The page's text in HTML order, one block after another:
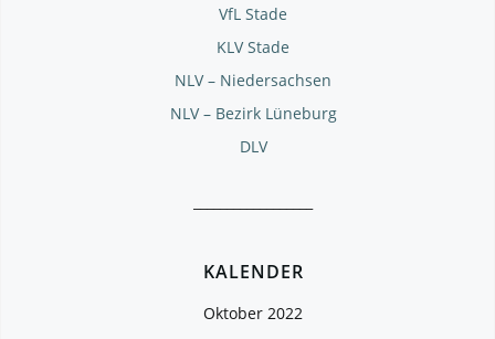
VfL Stade
KLV Stade
NLV – Niedersachsen
NLV – Bezirk Lüneburg
DLV
KALENDER
Oktober 2022